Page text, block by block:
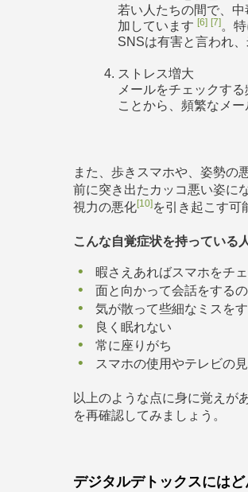
若い人たちの間で、
加しています [6] [7]。
SNSは有害と言われ
ストレス増大
メールをチェックす
ことから、頻繁なメ
また、歩きスマホや、姿勢の
前に突き出たカッコ悪い姿に
視力の悪化[10] を引き起こす可
こんな自覚症状を持っている
暇さえあればスマホをチ
面と向かって会話をする
気が散って些細なミスを
良く眠れない
常に座りがち
スマホの使用やテレビの
以上のような点に身に覚えが
を再確認してみましょう。
デジタルデトックスには